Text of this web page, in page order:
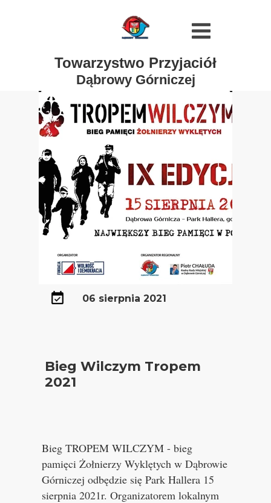
06 sierpnia 2021
Bieg TROPEM WILCZYM - bieg
pamięci Żołnierzy Wyklętych w Dąbrowie
Górniczej odbędzie się Park Hallera 15
sierpnia 2021r. Organizatorem lokalnym
Bieg Wilczym Tropem
2021
Towarzystwo Przyjaciół
Dąbrowy Górniczej